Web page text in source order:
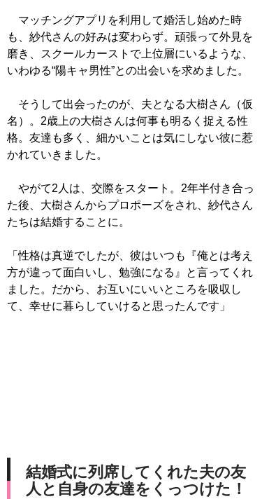
マッチングアプリを利用して婚活し始めた時
も、紗代さんの好みは変わらず。頑張って外見を
磨き、スクールカーストで上位層にいるような、
いわゆる“陽キャ男性”との出会いを求めました。
そうして出会ったのが、夫となる大樹さん（仮
名）。2歳上の大樹さんは何事も明るく捉える性
格。友達も多く、細かいことは気にしない彼に惹
かれていきました。
やがて2人は、交際をスタート。2年半付き合っ
た後、大樹さんからプロポーズをされ、紗代さん
たちは結婚することに。
「性格は真逆でしたが、彼はいつも『俺とは考え
方が違って面白いし、勉強になる』と言ってくれ
ました。だから、お互いにいいところを吸収し
て、幸せに暮らしていけると思ったんです」
結婚式に列席してくれた夫の友
人と自身の友達をくっつけた！